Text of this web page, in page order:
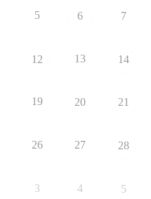
5 6 7
12 13 14
19 20 21
26 27 28
3 4 5